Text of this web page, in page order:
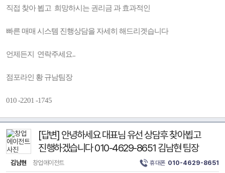
직접 찾아 뵙고 희망하시는 권리금 과 효과적인
빠른 매매 시스템 진행상담을 자세히 해드리겟습니다
언제든지 연락주세요..
점포라인 황 규남팀장
010 -2201 -1745
[답변] 안녕하세요 대표님 유선 상담후 찾아뵙고
진행하겠습니다 010-4629-8651 김남현 팀장
김남현 창업에이전트 휴대폰 010-4629-8651